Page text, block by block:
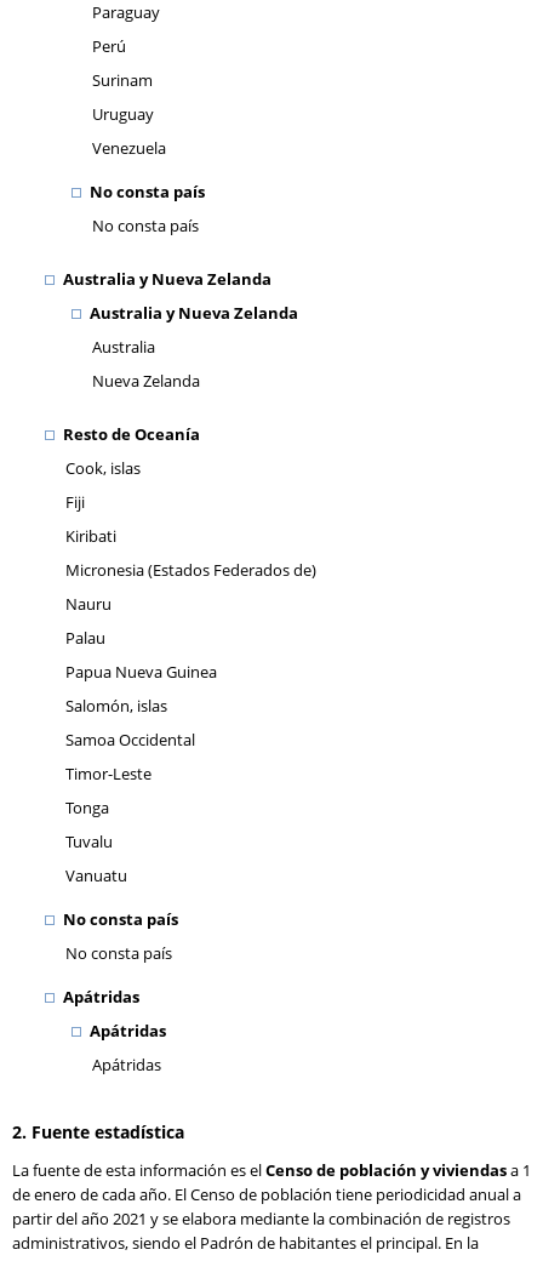
Paraguay
Perú
Surinam
Uruguay
Venezuela
No consta país
No consta país
Australia y Nueva Zelanda
Australia y Nueva Zelanda
Australia
Nueva Zelanda
Resto de Oceanía
Cook, islas
Fiji
Kiribati
Micronesia (Estados Federados de)
Nauru
Palau
Papua Nueva Guinea
Salomón, islas
Samoa Occidental
Timor-Leste
Tonga
Tuvalu
Vanuatu
No consta país
No consta país
Apátridas
Apátridas
Apátridas
2. Fuente estadística
La fuente de esta información es elCenso de población y viviendasa 1
de enero de cada año. El Censo de población tiene periodicidad anual a
partir del año 2021 y se elabora mediante la combinación de registros
administrativos, siendo el Padrón de habitantes el principal. En la